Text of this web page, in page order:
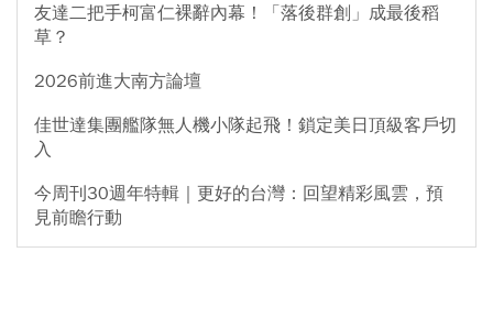
友達二把手柯富仁裸辭內幕！「落後群創」成最後稻
草？
2026前進大南方論壇
佳世達集團艦隊無人機小隊起飛！鎖定美日頂級客戶切
入
今周刊30週年特輯｜更好的台灣：回望精彩風雲，預
見前瞻行動